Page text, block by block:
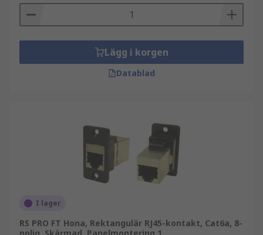
Lägg i korgen
Datablad
I lager
RS PRO FT Hona, Rektangulär RJ45-kontakt, Cat6a, 8-